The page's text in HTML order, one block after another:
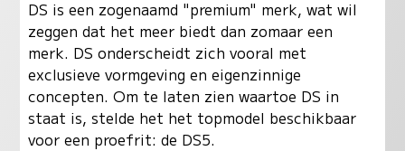
DS is een zogenaamd "premium" merk, wat wil
zeggen dat het meer biedt dan zomaar een
merk. DS onderscheidt zich vooral met
exclusieve vormgeving en eigenzinnige
concepten. Om te laten zien waartoe DS in
staat is, stelde het het topmodel beschikbaar
voor een proefrit: de DS5.